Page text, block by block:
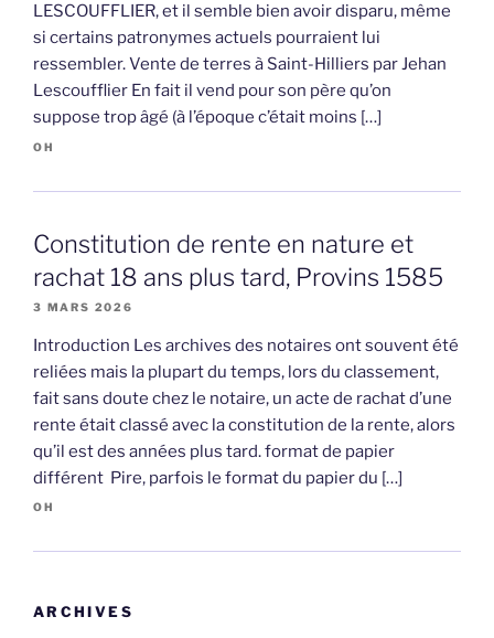
LESCOUFFLIER, et il semble bien avoir disparu, même
si certains patronymes actuels pourraient lui
ressembler. Vente de terres à Saint-Hilliers par Jehan
Lescoufflier En fait il vend pour son père qu’on
suppose trop âgé (à l’époque c’était moins […]
OH
Constitution de rente en nature et
rachat 18 ans plus tard, Provins 1585
3 MARS 2026
Introduction Les archives des notaires ont souvent été
reliées mais la plupart du temps, lors du classement,
fait sans doute chez le notaire, un acte de rachat d’une
rente était classé avec la constitution de la rente, alors
qu’il est des années plus tard. format de papier
différent Pire, parfois le format du papier du […]
OH
ARCHIVES